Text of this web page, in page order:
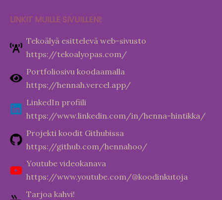
LINKIT MUILLE SIVUILLENI:
Tekoälyä esittelevä web-sivusto
https://tekoalyopas.com/
Portfoliosivu koodaamalla
https://hennah.vercel.app/
LinkedIn profiili
https://www.linkedin.com/in/henna-hintikka/
Projekti koodit Githubissa
https://github.com/hennahoo/
Youtube videokanava
https://www.youtube.com/@koodinkutoja
Tarjoa kahvi!